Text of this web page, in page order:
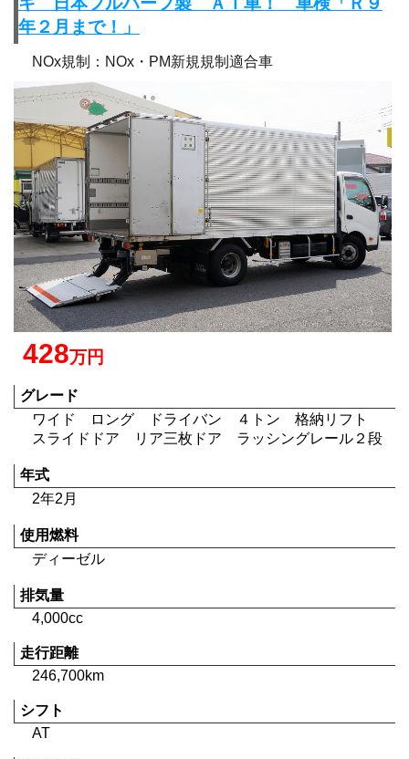
年２月まで！」
NOx規制：NOx・PM新規規制適合車
428万円
グレード
ワイド ロング ドライバン ４トン 格納リフト
スライドドア リア三枚ドア ラッシングレール２段
年式
2年2月
使用燃料
ディーゼル
排気量
4,000cc
走行距離
246,700km
シフト
AT